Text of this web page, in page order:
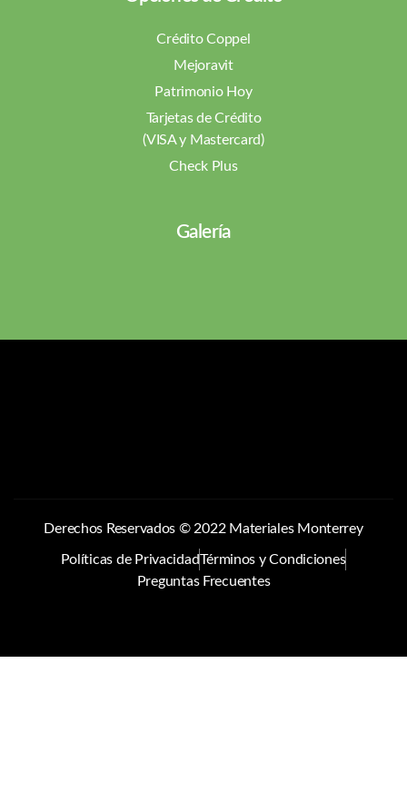
Crédito Coppel
Mejoravit
Patrimonio Hoy
Tarjetas de Crédito
(VISA y Mastercard)
Check Plus
Galería
Derechos Reservados © 2022 Materiales Monterrey
Políticas de PrivacidadTérminos y Condiciones
Preguntas Frecuentes